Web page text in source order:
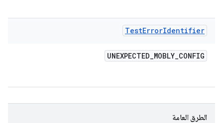
TestErrorIdentifier
UNEXPECTED_MOBLY_CONFIG
الطرق العامة